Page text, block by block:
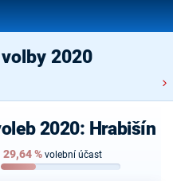
2020
2020: Hrabišín
29,64% volební účast